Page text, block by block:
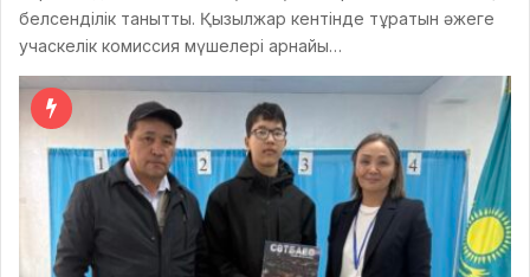
белсенділік танытты. Қызылжар кентінде тұратын әжеге
учаскелік комиссия мүшелері арнайы…